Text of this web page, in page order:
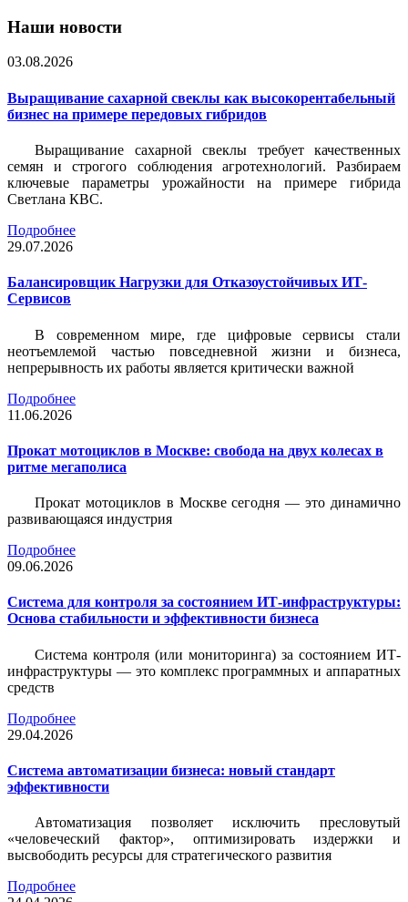
Наши новости
03.08.2026
Выращивание сахарной свеклы как высокорентабельный
бизнес на примере передовых гибридов
Выращивание сахарной свеклы требует качественных
семян и строгого соблюдения агротехнологий. Разбираем
ключевые параметры урожайности на примере гибрида
Светлана КВС.
Подробнее
29.07.2026
Балансировщик Нагрузки для Отказоустойчивых ИТ-
Сервисов
В современном мире, где цифровые сервисы стали
неотъемлемой частью повседневной жизни и бизнеса,
непрерывность их работы является критически важной
Подробнее
11.06.2026
Прокат мотоциклов в Москве: свобода на двух колесах в
ритме мегаполиса
Прокат мотоциклов в Москве сегодня — это динамично
развивающаяся индустрия
Подробнее
09.06.2026
Система для контроля за состоянием ИТ-инфраструктуры:
Основа стабильности и эффективности бизнеса
Система контроля (или мониторинга) за состоянием ИТ-
инфраструктуры — это комплекс программных и аппаратных
средств
Подробнее
29.04.2026
Система автоматизации бизнеса: новый стандарт
эффективности
Автоматизация позволяет исключить пресловутый
«человеческий фактор», оптимизировать издержки и
высвободить ресурсы для стратегического развития
Подробнее